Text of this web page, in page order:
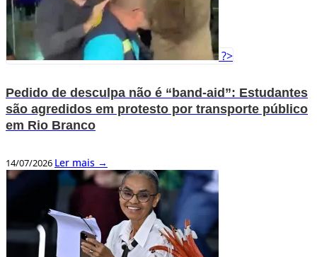
?>
Pedido de desculpa não é “band-aid”: Estudantes
são agredidos em protesto por transporte público
em Rio Branco
14/07/2026 Ler mais →